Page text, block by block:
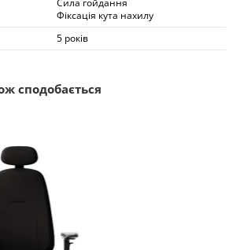
Фіксація кута нахилу
5 років
сподобається